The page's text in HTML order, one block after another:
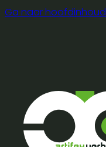
Ga naar hoofdinhoud